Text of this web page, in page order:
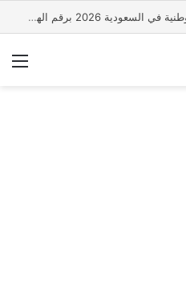
الاستعلام عن صلاحية الهوية الوطنية في السعودية 2026 برقم الهوية.. الخطوات عبر أبشر